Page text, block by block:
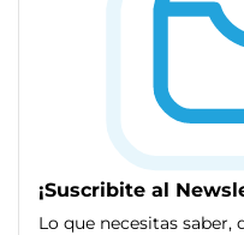
¡Suscribite al
Lo que necesitas saber,